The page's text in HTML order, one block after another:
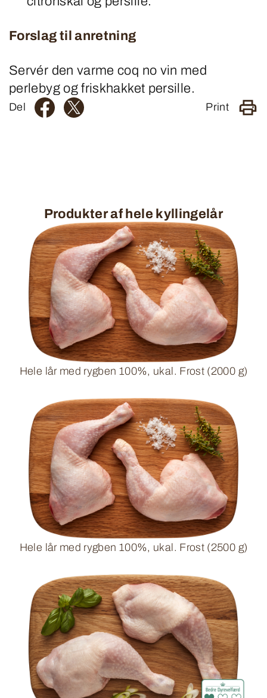
Forslag til anretning
Servér den varme coq no vin med
perlebyg og friskhakket persille.
Del Print
Produkter af hele kyllingelår
Hele lår med rygben 100%, ukal. Frost (2000 g)
Hele lår med rygben 100%, ukal. Frost (2500 g)